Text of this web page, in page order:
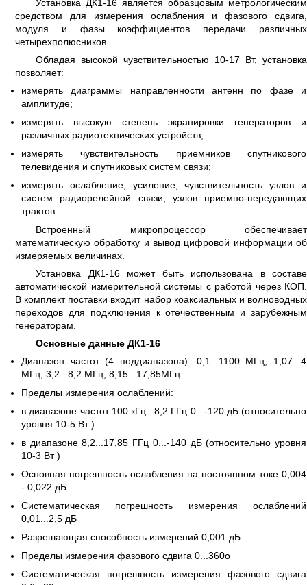
Установка ДК1-16 является образцовым метрологическим
средством для измерения ослабления и фазового сдвига,
модуля и фазы коэффициентов передачи различных
четырехполюсников.
Обладая высокой чувствительностью 10-17 Вт, установка
позволяет:
измерять диаграммы направленности антенн по фазе и
амплитуде;
измерять высокую степень экранировки генераторов и
различных радиотехнических устройств;
измерять чувствительность приемников спутникового
телевидения и спутниковых систем связи;
измерять ослабление, усиление, чувствительность узлов и
систем радиорелейной связи, узлов приемно-передающих
трактов
Встроенный микропроцессор обеспечивает
математическую обработку и вывод цифровой информации об
измеряемых величинах.
Установка ДК1-16 может быть использована в составе
автоматической измерительной системы с работой через КОП.
В комплект поставки входит набор коаксиальных и волноводных
переходов для подключения к отечественным и зарубежным
генераторам.
Основные данные ДК1-16
Диапазон частот (4 поддиапазона): 0,1...1100 МГц; 1,07...4
МГц; 3,2...8,2 МГц; 8,15...17,85МГц
Пределы измерения ослаблений:
в диапазоне частот 100 кГц...8,2 ГГц 0...-120 дБ (относительно
уровня 10-5 Вт )
в диапазоне 8,2...17,85 ГГц 0...-140 дБ (относительно уровня
10-3 Вт )
Основная погрешность ослабления на постоянном токе 0,004
- 0,022 дБ.
Систематическая погрешность измерения ослаблений
0,01...2,5 дБ
Разрешающая способность измерений 0,001 дБ
Пределы измерения фазового сдвига 0...360o
Систематическая погрешность измерения фазового сдвига